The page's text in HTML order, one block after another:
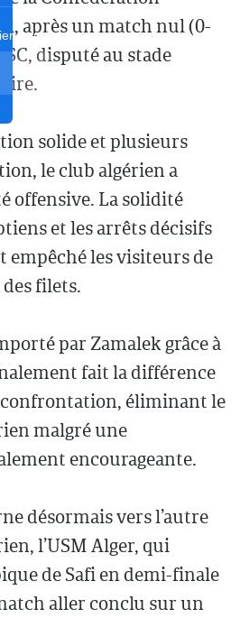
court
après un match nul (0-
disputé au stade
solide et plusieurs
le club algérien a
offensive. La solidité
et les arrêts décisifs
empêché les visiteurs de
filets.
par Zamalek grâce à
fait la différence
éliminant le
malgré une
encourageante.
désormais vers l’autre
l’USM Alger, qui
de Safi en demi-finale
aller conclu sur un